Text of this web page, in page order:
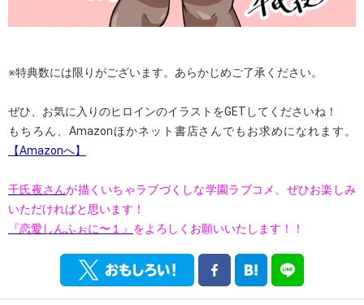
※特典数には限りがございます。あらかじめご了承ください。
ぜひ、お気に入りのヒロインのイラストをGETしてくださいね！
もちろん、Amazonほかネット書店さんでもお求めになれます。
【Amazonへ】
千氏夜さんが描くいちゃラブづくしな学園ラブコメ、ぜひお楽しみ
いただければと思います！
『恋愛しんふぉに〜１』 をよろしくお願いいたします！！